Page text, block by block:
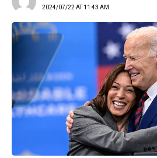
2024/07/22 AT 11:43 AM